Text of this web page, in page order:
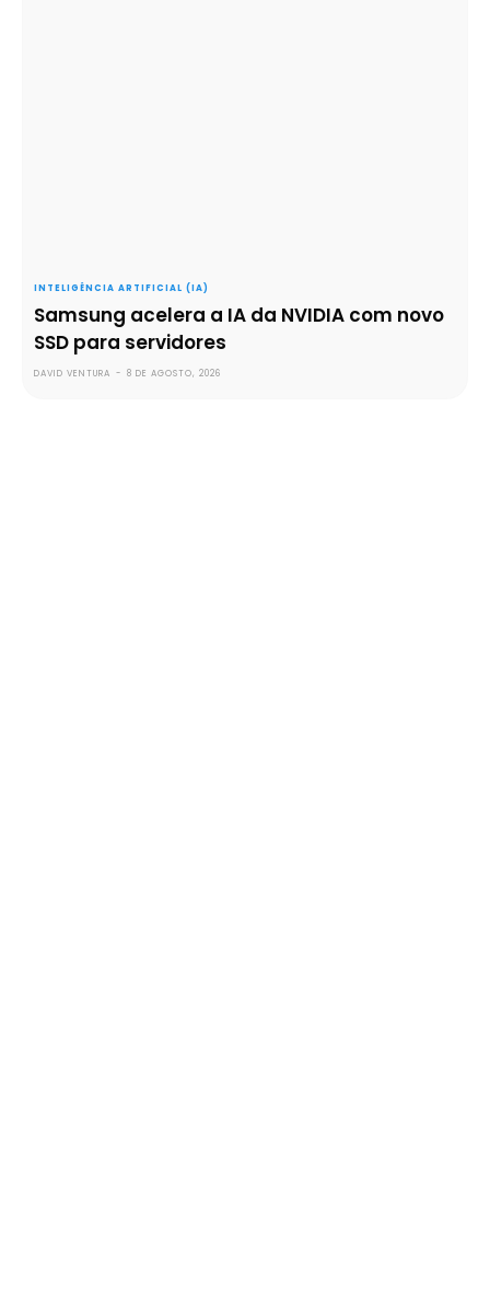
INTELIGÊNCIA ARTIFICIAL (IA)
Samsung acelera a IA da NVIDIA com novo
SSD para servidores
DAVID VENTURA - 8 DE AGOSTO, 2026